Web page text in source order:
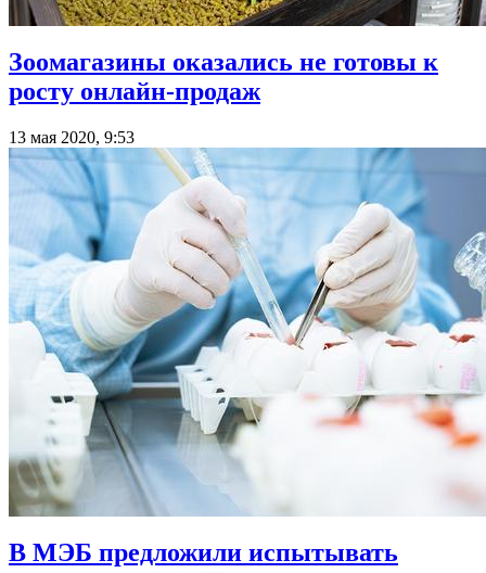
Зоомагазины оказались не готовы к
росту онлайн-продаж
13 мая 2020, 9:53
В МЭБ предложили испытывать